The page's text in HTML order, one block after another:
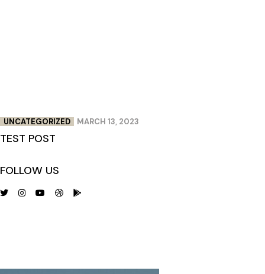
UNCATEGORIZED MARCH 13, 2023
TEST POST
FOLLOW US